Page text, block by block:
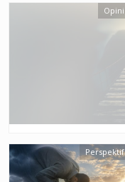
Opini
Perspektif